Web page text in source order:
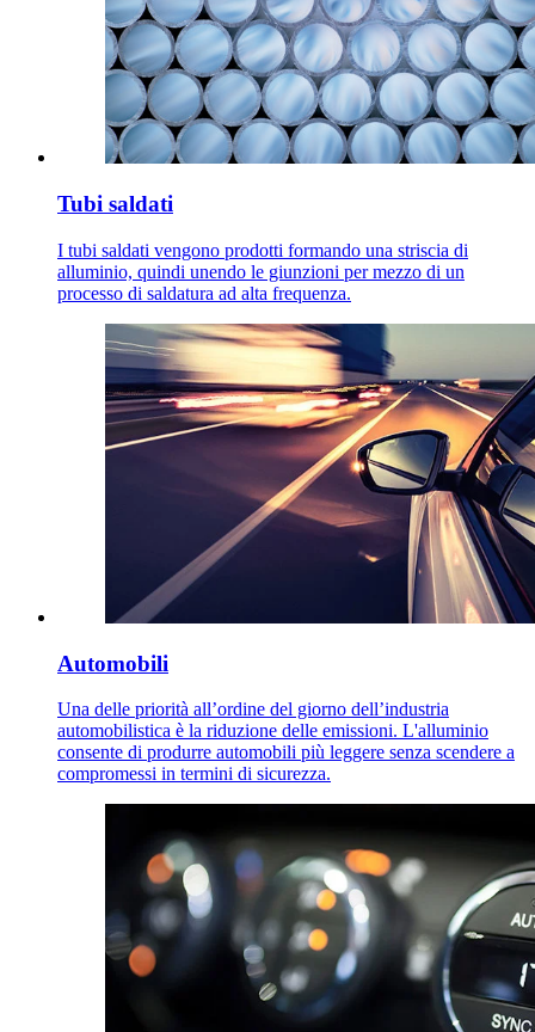
Tubi saldati
I tubi saldati vengono prodotti formando una striscia di
alluminio, quindi unendo le giunzioni per mezzo di un
processo di saldatura ad alta frequenza.
Automobili
Una delle priorità all’ordine del giorno dell’industria
automobilistica è la riduzione delle emissioni. L'alluminio
consente di produrre automobili più leggere senza scendere a
compromessi in termini di sicurezza.